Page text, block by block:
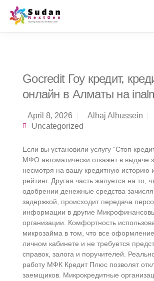
Gocredit Гоу кредит,
онлайн в Алматы на
April 8, 2026
Alhaj Alhussein
Uncategorized
Если вы установили услугу “Стоп
МФО автоматически откажет в выдаче
несмотря на вашу кредитную историю
рейтинг. Другая часть жалуется на то,
одобрении денежные средства
задержкой, происходит передача
информации в другие
организации. Комфортность
микрозайма в том, что все
личном кабинете и не требуется
справок, залога и поручителей.
работу МФК Кредит Плюс позволят
заемщиков. Микрокредитные